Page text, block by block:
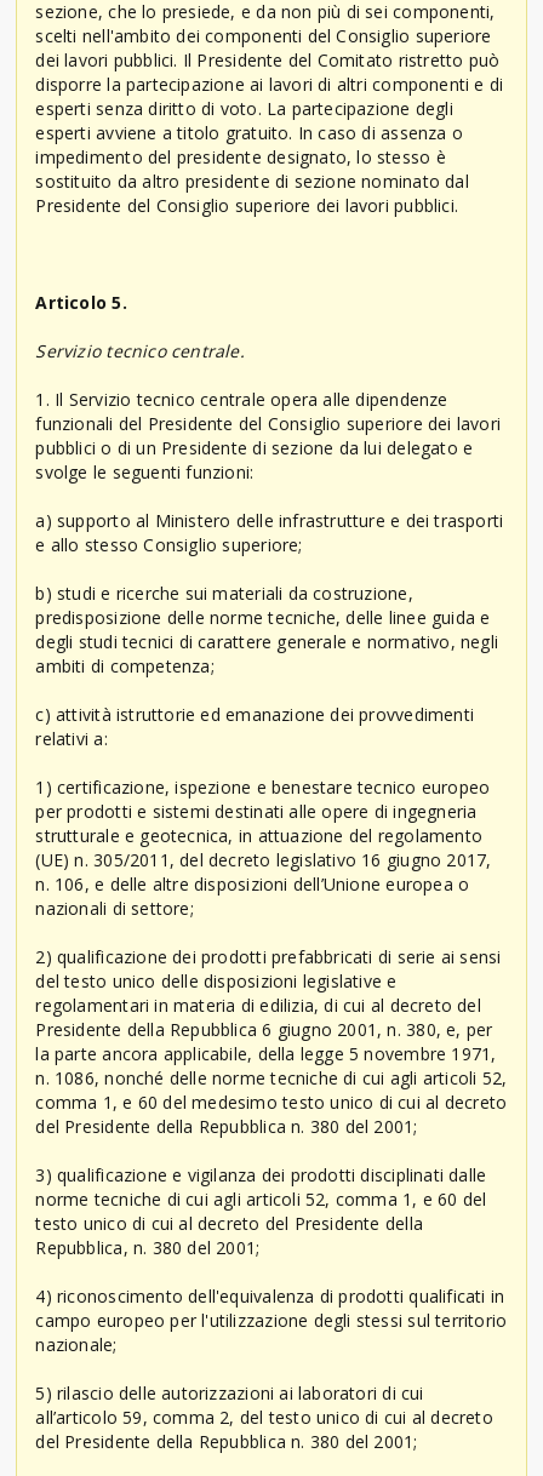
sezione, che lo presiede, e da non più di sei componenti,
scelti nell'ambito dei componenti del Consiglio superiore
dei lavori pubblici. Il Presidente del Comitato ristretto può
disporre la partecipazione ai lavori di altri componenti e di
esperti senza diritto di voto. La partecipazione degli
esperti avviene a titolo gratuito. In caso di assenza o
impedimento del presidente designato, lo stesso è
sostituito da altro presidente di sezione nominato dal
Presidente del Consiglio superiore dei lavori pubblici.
Articolo 5.
Servizio tecnico centrale.
1. Il Servizio tecnico centrale opera alle dipendenze
funzionali del Presidente del Consiglio superiore dei lavori
pubblici o di un Presidente di sezione da lui delegato e
svolge le seguenti funzioni:
a) supporto al Ministero delle infrastrutture e dei trasporti
e allo stesso Consiglio superiore;
b) studi e ricerche sui materiali da costruzione,
predisposizione delle norme tecniche, delle linee guida e
degli studi tecnici di carattere generale e normativo, negli
ambiti di competenza;
c) attività istruttorie ed emanazione dei provvedimenti
relativi a:
1) certificazione, ispezione e benestare tecnico europeo
per prodotti e sistemi destinati alle opere di ingegneria
strutturale e geotecnica, in attuazione del regolamento
(UE) n. 305/2011, del decreto legislativo 16 giugno 2017,
n. 106, e delle altre disposizioni dell’Unione europea o
nazionali di settore;
2) qualificazione dei prodotti prefabbricati di serie ai sensi
del testo unico delle disposizioni legislative e
regolamentari in materia di edilizia, di cui al decreto del
Presidente della Repubblica 6 giugno 2001, n. 380, e, per
la parte ancora applicabile, della legge 5 novembre 1971,
n. 1086, nonché delle norme tecniche di cui agli articoli 52,
comma 1, e 60 del medesimo testo unico di cui al decreto
del Presidente della Repubblica n. 380 del 2001;
3) qualificazione e vigilanza dei prodotti disciplinati dalle
norme tecniche di cui agli articoli 52, comma 1, e 60 del
testo unico di cui al decreto del Presidente della
Repubblica, n. 380 del 2001;
4) riconoscimento dell'equivalenza di prodotti qualificati in
campo europeo per l'utilizzazione degli stessi sul territorio
nazionale;
5) rilascio delle autorizzazioni ai laboratori di cui
all’articolo 59, comma 2, del testo unico di cui al decreto
del Presidente della Repubblica n. 380 del 2001;